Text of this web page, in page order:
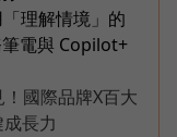
理解情境」的
電與 Copilot+
國際品牌X百大
長力